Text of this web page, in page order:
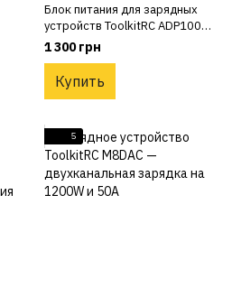
Блок питания для зарядных
устройств ToolkitRC ADP100W
20V 5А с разъемом XT60
1 300 грн
Купить
5